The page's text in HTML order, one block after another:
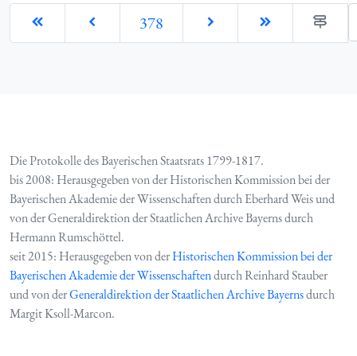
378
Die Protokolle des Bayerischen Staatsrats 1799-1817.
bis 2008: Herausgegeben von der Historischen Kommission bei der
Bayerischen Akademie der Wissenschaften durch Eberhard Weis und
von der Generaldirektion der Staatlichen Archive Bayerns durch
Hermann Rumschöttel.
seit 2015: Herausgegeben von derHistorischen Kommission bei der
Bayerischen Akademie der Wissenschaftendurch Reinhard Stauber
und von derGeneraldirektion der Staatlichen Archive Bayernsdurch
Margit Ksoll-Marcon.